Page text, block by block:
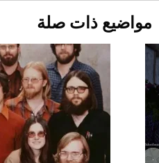
أغلى 10 عطور في
استثنائية
07-25
07-23
مواضيع ذات صلة